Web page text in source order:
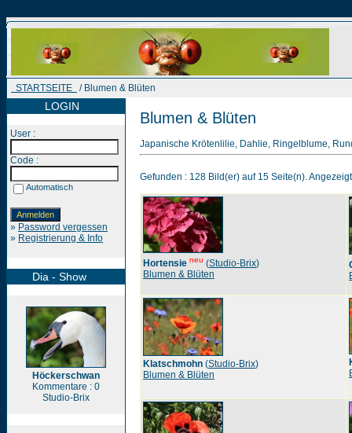
STARTSEITE / Blumen & Blüten
LOGIN
User :
Code :
Automatisch
» Password vergessen
» Registrierung & Info
Dia - Show
Höckerschwan
Kommentare : 0
Studio-Brix
Blumen & Blüten
Japanische Krötenlilie, Dahlie, Ringelblume,
Gefunden : 128 Bild(er) auf 15 Seite(n).
Hortensie neu (Studio-Brix)
Blumen & Blüten
Klatschmohn (Studio-Brix)
Blumen & Blüten